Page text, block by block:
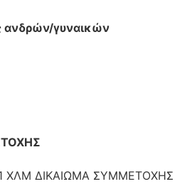
ανδρών/γυναικών
ΧΛΜ ΔΙΚΑΙΩΜΑ ΣΥΜΜΕΤΟΧΗΣ